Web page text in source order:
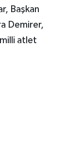
Başkan
Demirer,
atlet